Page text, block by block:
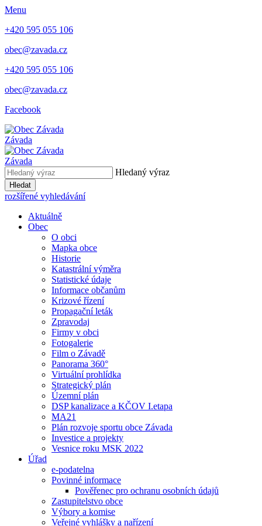
Menu
+420 595 055 106
obec@zavada.cz
+420 595 055 106
obec@zavada.cz
Facebook
Závada
Závada
Hledaný výraz
Hledat
rozšířené vyhledávání
Aktuálně
Obec
O obci
Mapka obce
Historie
Katastrální výměra
Statistické údaje
Informace občanům
Krizové řízení
Propagační leták
Zpravodaj
Firmy v obci
Fotogalerie
Film o Závadě
Panorama 360°
Virtuální prohlídka
Strategický plán
Územní plán
DSP kanalizace a KČOV I.etapa
MA21
Plán rozvoje sportu obce Závada
Investice a projekty
Vesnice roku MSK 2022
Úřad
e-podatelna
Povinné informace
Pověřenec pro ochranu osobních údajů
Zastupitelstvo obce
Výbory a komise
Veřejné vyhlášky a nařízení